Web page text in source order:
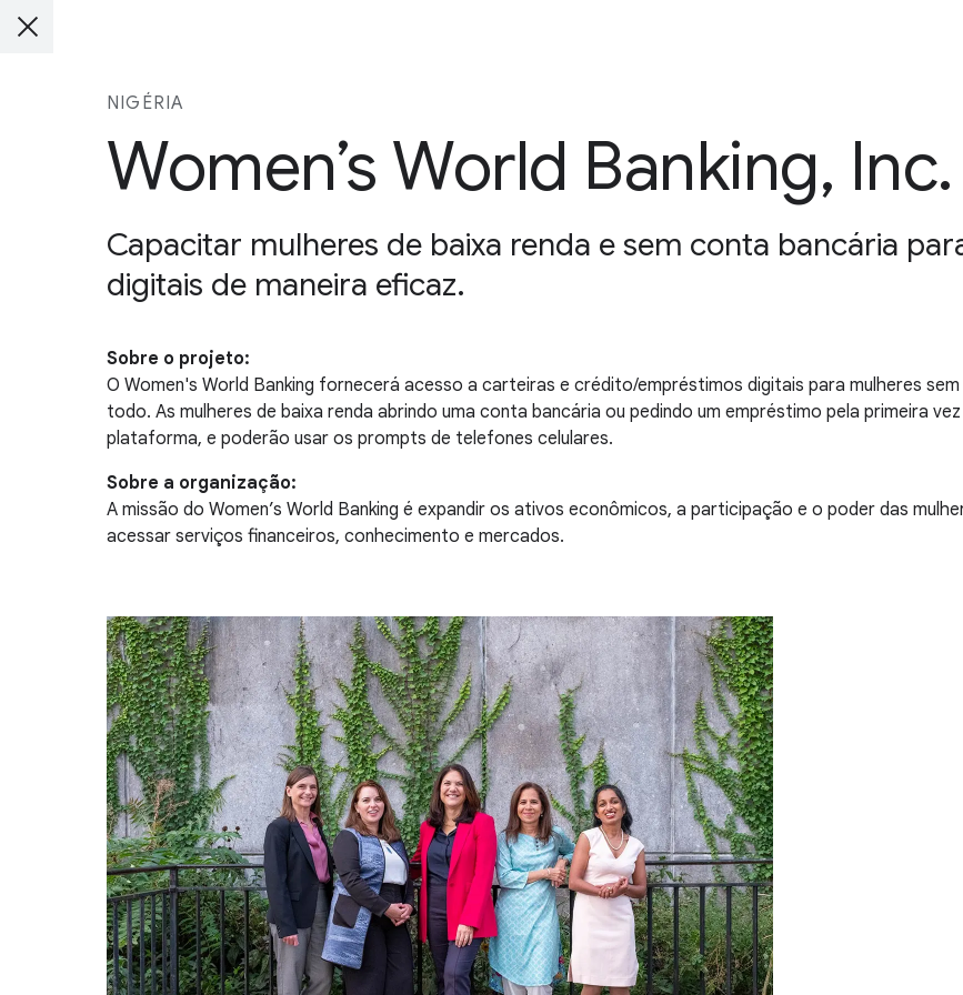
NIGÉRIA
Women’s World Banking, Inc.
Capacitar mulheres de baixa renda e sem conta bancária
digitais de maneira eficaz.
Sobre o projeto:
O Women's World Banking fornecerá acesso a carteiras e crédito/empréstimos digitais para mulheres
todo. As mulheres de baixa renda abrindo uma conta bancária ou pedindo um empréstimo pela primeira
plataforma, e poderão usar os prompts de telefones celulares.
Sobre a organização:
A missão do Women’s World Banking é expandir os ativos econômicos, a participação e o poder das
acessar serviços financeiros, conhecimento e mercados.